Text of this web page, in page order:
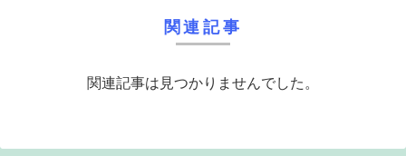
関連記事
関連記事は見つかりませんでした。